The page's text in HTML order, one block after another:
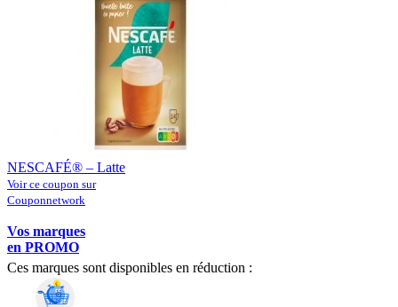
NESCAFÉ® – Latte
Voir ce coupon sur
Couponnetwork
Vos marques
en PROMO
Ces marques sont disponibles en réduction :